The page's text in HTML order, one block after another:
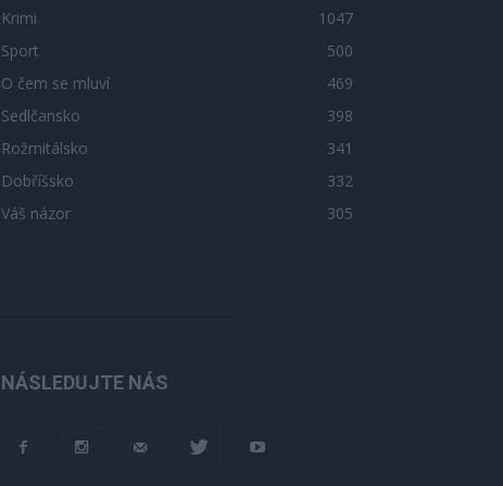
Krimi
1047
Sport
500
O čem se mluví
469
Sedlčansko
398
Rožmitálsko
341
Dobříšsko
332
Váš názor
305
NÁSLEDUJTE NÁS